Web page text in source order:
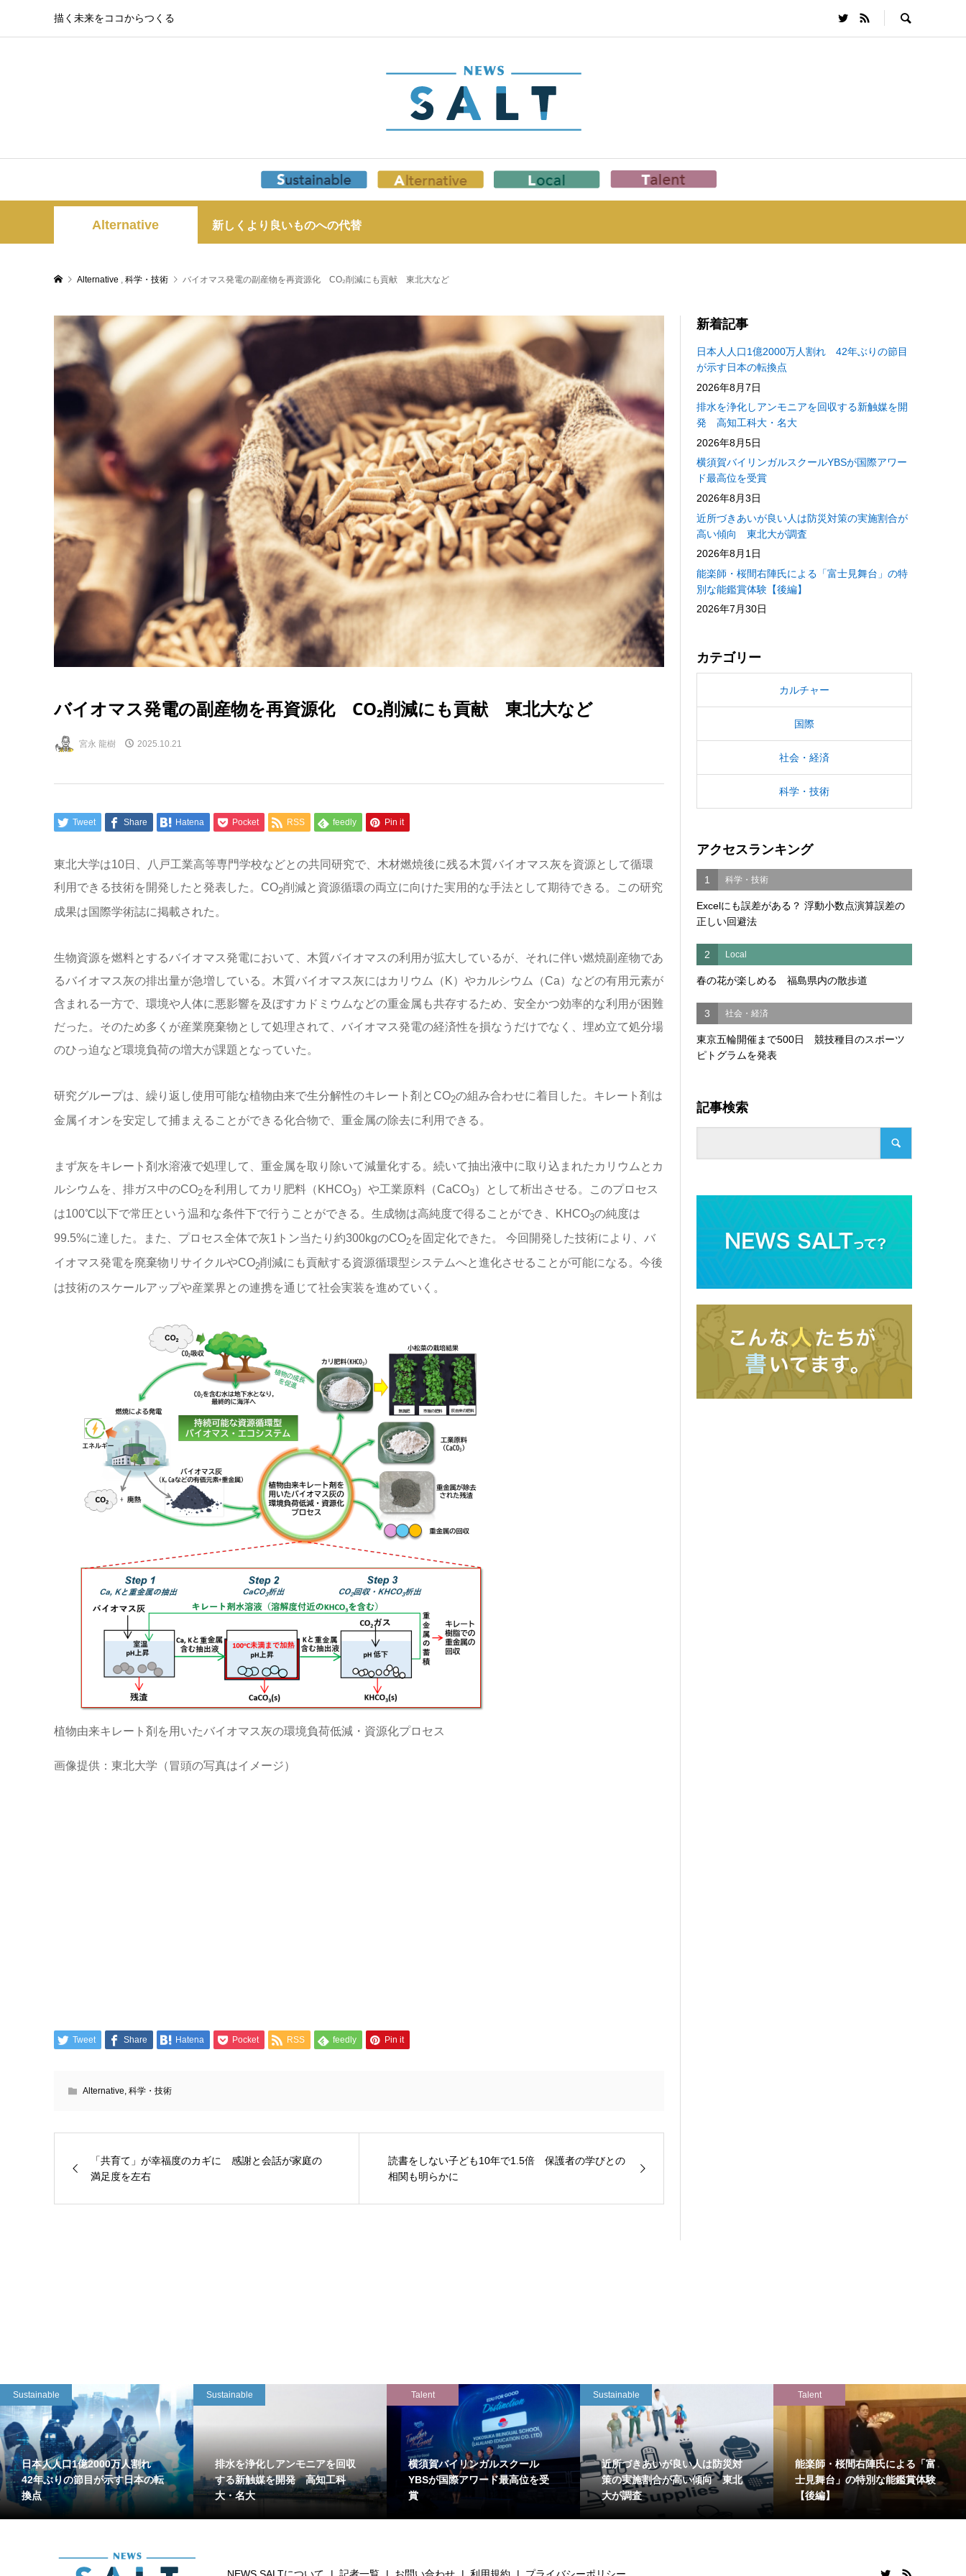
描く未来をココからつくる
Alternative 新しくより良いものへの代替
Alternative , 科学・技術 バイオマス発電の副産物を再資源化 CO₂削減にも貢献 東北大など
バイオマス発電の副産物を再資源化 CO₂削減にも貢献 東北大など
宮永 龍樹 2025.10.21
Tweet Share Hatena Pocket RSS feedly Pin it
東北大学は10日、八戸工業高等専門学校などとの共同研究で、木材燃焼後に残る木質バイオマス灰を資源として循環
利用できる技術を開発したと発表した。CO2削減と資源循環の両立に向けた実用的な手法として期待できる。この研究
成果は国際学術誌に掲載された。
生物資源を燃料とするバイオマス発電において、木質バイオマスの利用が拡大しているが、それに伴い燃焼副産物であ
るバイオマス灰の排出量が急増している。木質バイオマス灰にはカリウム（K）やカルシウム（Ca）などの有用元素が
含まれる一方で、環境や人体に悪影響を及ぼすカドミウムなどの重金属も共存するため、安全かつ効率的な利用が困難
だった。そのため多くが産業廃棄物として処理されて、バイオマス発電の経済性を損なうだけでなく、埋め立て処分場
のひっ迫など環境負荷の増大が課題となっていた。
研究グループは、繰り返し使用可能な植物由来で生分解性のキレート剤とCO2の組み合わせに着目した。キレート剤は
金属イオンを安定して捕まえることができる化合物で、重金属の除去に利用できる。
まず灰をキレート剤水溶液で処理して、重金属を取り除いて減量化する。続いて抽出液中に取り込まれたカリウムとカ
ルシウムを、排ガス中のCO2を利用してカリ肥料（KHCO3）や工業原料（CaCO3）として析出させる。このプロセス
は100℃以下で常圧という温和な条件下で行うことができる。生成物は高純度で得ることができ、KHCO3の純度は
99.5%に達した。また、プロセス全体で灰1トン当たり約300kgのCO2を固定化できた。 今回開発した技術により、バ
イオマス発電を廃棄物リサイクルやCO2削減にも貢献する資源循環型システムへと進化させることが可能になる。今後
は技術のスケールアップや産業界との連携を通じて社会実装を進めていく。
植物由来キレート剤を用いたバイオマス灰の環境負荷低減・資源化プロセス
画像提供：東北大学（冒頭の写真はイメージ）
Tweet Share Hatena Pocket RSS feedly Pin it
Alternative 科学・技術
「共育て」が幸福度のカギに 感謝と会話が家庭の
満足度を左右
読書をしない子ども10年で1.5倍 保護者の学びとの
相関も明らかに
新着記事
日本人人口1億2000万人割れ 42年ぶりの節目
が示す日本の転換点
2026年8月7日
排水を浄化しアンモニアを回収する新触媒を開
発 高知工科大・名大
2026年8月5日
横須賀バイリンガルスクールYBSが国際アワー
ド最高位を受賞
2026年8月3日
近所づきあいが良い人は防災対策の実施割合が
高い傾向 東北大が調査
2026年8月1日
能楽師・桜間右陣氏による「富士見舞台」の特
別な能鑑賞体験【後編】
2026年7月30日
カテゴリー
カルチャー
国際
社会・経済
科学・技術
アクセスランキング
1 科学・技術
Excelにも誤差がある？ 浮動小数点演算誤差の
正しい回避法
2 Local
春の花が楽しめる 福島県内の散歩道
3 社会・経済
東京五輪開催まで500日 競技種目のスポーツ
ピトグラムを発表
記事検索
Sustainable
日本人人口1億2000万人割れ
42年ぶりの節目が示す日本の転
換点
Sustainable
排水を浄化しアンモニアを回収
する新触媒を開発 高知工科
大・名大
Talent
横須賀バイリンガルスクール
YBSが国際アワード最高位を受
賞
Sustainable
近所づきあいが良い人は防災対
策の実施割合が高い傾向 東北
大が調査
Talent
能楽師・桜間右陣氏による「富
士見舞台」の特別な能鑑賞体験
【後編】